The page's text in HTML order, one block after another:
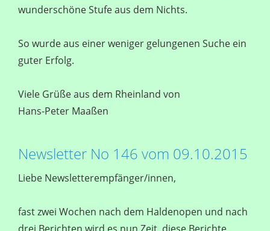
wunderschöne Stufe aus dem Nichts.
So wurde aus einer weniger gelungenen Suche ein
guter Erfolg.
Viele Grüße aus dem Rheinland von
Hans-Peter Maaßen
Newsletter No 146 vom 09.10.2015
Liebe Newsletterempfänger/innen,
fast zwei Wochen nach dem Haldenopen und nach